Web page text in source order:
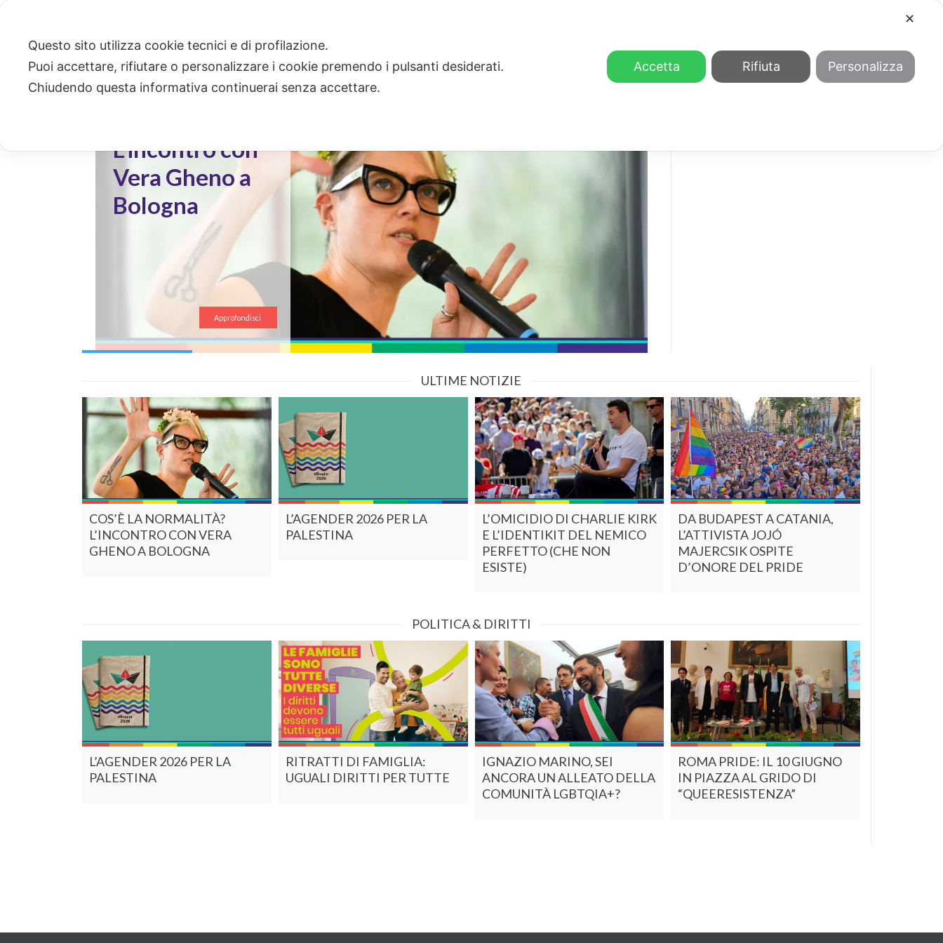
Cos'è la
L'incontro con
Vera Gheno a
Bologna
Approfondisci
ULTIME NOTIZIE
COS’È LA NORMALITÀ?
L’INCONTRO CON VERA
GHENO A BOLOGNA
L’AGENDER 2026 PER LA
PALESTINA
L’OMICIDIO DI CHARLIE KIRK
E L’IDENTIKIT DEL NEMICO
PERFETTO (CHE NON
ESISTE)
DA BUDAPEST A CATANIA,
L’ATTIVISTA JOJÓ
MAJERCSIK OSPITE
D’ONORE DEL PRIDE
POLITICA & DIRITTI
L’AGENDER 2026 PER LA
PALESTINA
RITRATTI DI FAMIGLIA:
UGUALI DIRITTI PER TUTTE
IGNAZIO MARINO, SEI
ANCORA UN ALLEATO DELLA
COMUNITÀ LGBTQIA+?
ROMA PRIDE: IL 10 GIUGNO
IN PIAZZA AL GRIDO DI
“QUEERESISTENZA”
✕
Questo sito utilizza cookie tecnici e di profilazione.
Puoi accettare, rifiutare o personalizzare i cookie premendo i pulsanti desiderati.
Chiudendo questa informativa continuerai senza accettare.
Accetta Rifiuta Personalizza